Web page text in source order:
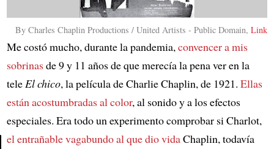
By Charles Chaplin Productions / United Artists - Public Domain,Link
Me costó mucho, durante la pandemia,convencer a mis
sobrinasde 9 y 11 años de que merecía la pena ver en la
teleEl chico, la película de Charlie Chaplin, de 1921. Ellas
están acostumbradas al color, al sonido y a los efectos
especiales. Era todo un experimento comprobar si Charlot,
el entrañable vagabundo al que dio vidaChaplin, todavía